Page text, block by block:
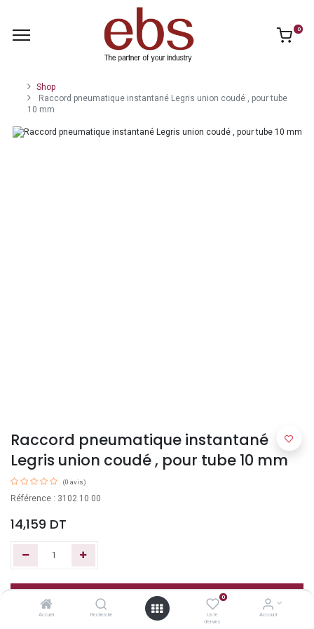
Accueil Recherche
0
Liste
d'envies
Account
0
Shop
Raccord pneumatique instantané Legris union coudé , pour tube
10 mm
Raccord pneumatique instantané
Legris union coudé , pour tube 10 mm
(0 avis)
Référence : 3102 10 00
14,159 DT
Ajouter au panier